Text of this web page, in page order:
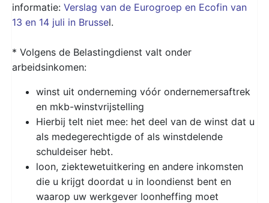
informatie: Verslag van de Eurogroep en Ecofin van
13 en 14 juli in Brussel.
* Volgens de Belastingdienst valt onder
arbeidsinkomen:
winst uit onderneming vóór ondernemersaftrek
en mkb-winstvrijstelling
Hierbij telt niet mee: het deel van de winst dat u
als medegerechtigde of als winstdelende
schuldeiser hebt.
loon, ziektewetuitkering en andere inkomsten
die u krijgt doordat u in loondienst bent en
waarop uw werkgever loonheffing moet